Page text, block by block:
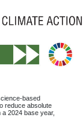
based
reduce absolute
2024 base year,